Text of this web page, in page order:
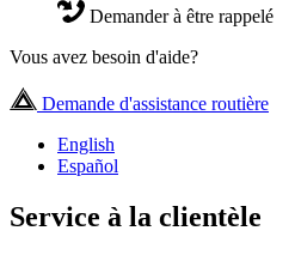
Demander à être rappelé
Vous avez besoin d'aide?
Demande d'assistance routière
English
Español
Service à la clientèle